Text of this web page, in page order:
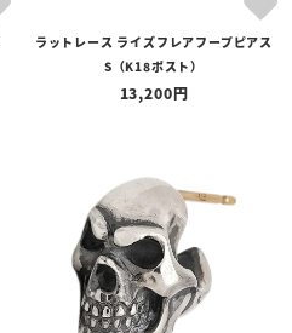
ラットレース ライズフレアフープピアス
S（K18ポスト）
13,200